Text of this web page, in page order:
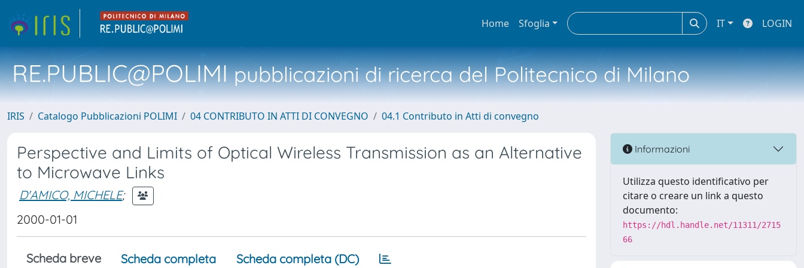
Home Sfoglia IT LOGIN
RE.PUBLIC@POLIMIpubblicazioni di ricerca del Politecnico di Milano
IRIS Catalogo Pubblicazioni POLIMI 04 CONTRIBUTO IN ATTI DI CONVEGNO 04.1 Contributo in Atti di convegno
Perspective and Limits of Optical Wireless Transmission as an Alternative
to Microwave Links
D'AMICO, MICHELE;
2000-01-01
Scheda breve Scheda completa Scheda completa (DC)
Informazioni
Utilizza questo identificativo per
citare o creare un link a questo
documento:
https://hdl.handle.net/11311/2715
66